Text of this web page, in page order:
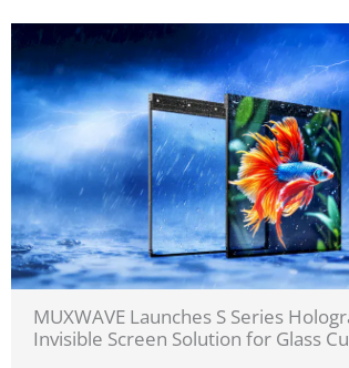
MUXWAVE Launches S Series
Invisible Screen Solution for Glass